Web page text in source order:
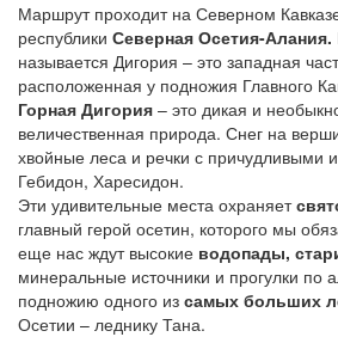
Маршрут проходит на Северном
республики Северная Осетия-Алания.
называется Дигория – это западная
расположенная у подножия Главного
Горная Дигория – это дикая и
величественная природа. Снег на
хвойные леса и речки с причудливыми
Гебидон, Харесидон.
Эти удивительные места охраняет
главный герой осетин, которого мы
еще нас ждут высокие водопады,
минеральные источники и прогулки по
подножию одного из самых больших
Осетии – леднику Тана.